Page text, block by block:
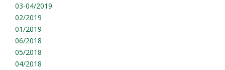
03-04/2019
02/2019
01/2019
06/2018
05/2018
04/2018